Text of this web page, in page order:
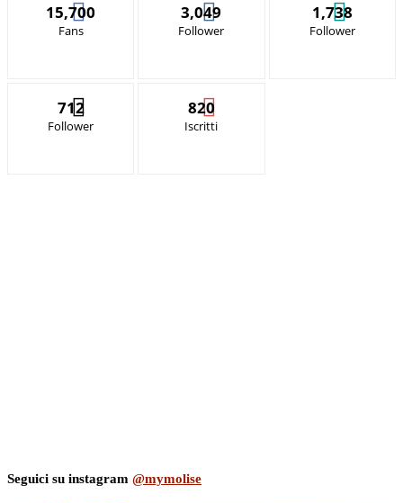
15,700
Fans
3,049
Follower
1,738
Follower
712
Follower
820
Iscritti
Seguici su instagram @mymolise